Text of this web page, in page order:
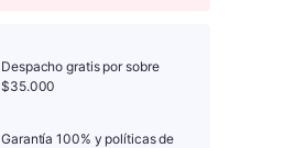
Despacho gratis por sobre
$35.000
Garantía 100% y políticas de